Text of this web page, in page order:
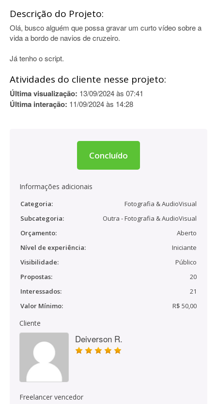
Descrição do Projeto:
Olá, busco alguém que possa gravar um curto vídeo sobre a
vida a bordo de navios de cruzeiro.
Já tenho o script.
Atividades do cliente nesse projeto:
Última visualização: 13/09/2024 às 07:41
Última interação: 11/09/2024 às 14:28
Concluído
Informações adicionais
Categoria:
Fotografia & AudioVisual
Subcategoria:
Outra - Fotografia & AudioVisual
Orçamento:
Aberto
Nível de experiência:
Iniciante
Visibilidade:
Público
Propostas:
20
Interessados:
21
Valor Mínimo:
R$ 50,00
Cliente
Deiverson R.
Freelancer vencedor